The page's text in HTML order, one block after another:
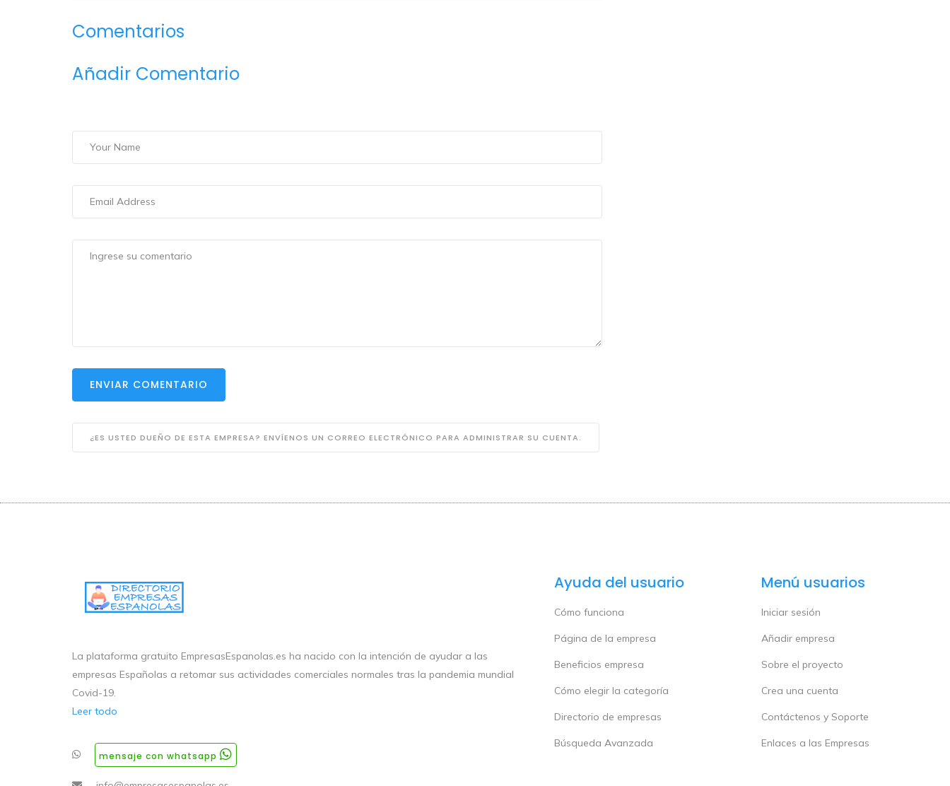
Comentarios
Añadir Comentario
ENVIAR COMENTARIO
¿ES USTED DUEÑO DE ESTA EMPRESA? ENVÍENOS UN CORREO ELECTRÓNICO PARA ADMINISTRAR SU CUENTA.
La plataforma gratuito EmpresasEspanolas.es ha nacido con la intención de ayudar a las
empresas Españolas a retomar sus actividades comerciales normales tras la pandemia mundial
Covid-19.
Leer todo
mensaje con whatsapp
Ayuda del usuario
Cómo funciona
Página de la empresa
Beneficios empresa
Cómo elegir la categoría
Directorio de empresas
Búsqueda Avanzada
Menú usuarios
Iniciar sesión
Añadir empresa
Sobre el proyecto
Crea una cuenta
Contáctenos y Soporte
Enlaces a las Empresas